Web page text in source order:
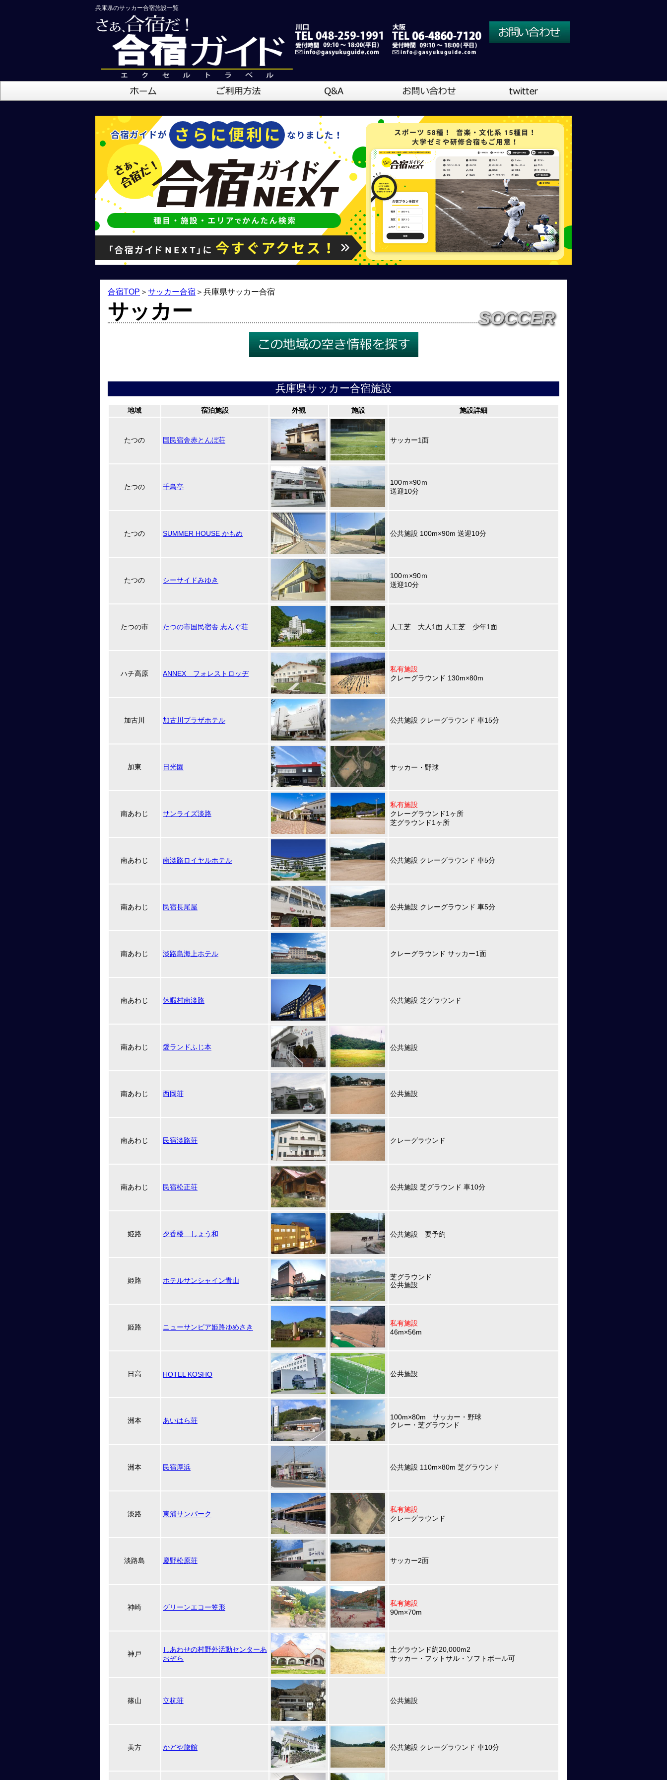
兵庫県のサッカー合宿施設一覧
大阪営業所
吹奏楽
合宿TOP ＞ サッカー合宿 ＞ 兵庫県サッカー合宿
サッカー SOCCER
兵庫県サッカー合宿施設
地域 宿泊施設 外観 施設 施設詳細
たつの 国民宿舎赤とんぼ荘 サッカー1面
たつの 千鳥亭
100ｍ×90ｍ
送迎10分
たつの SUMMER HOUSE かもめ 公共施設 100m×90m 送迎10分
たつの シーサイドみゆき
100ｍ×90ｍ
送迎10分
たつの市 たつの市国民宿舎 志んぐ荘 人工芝 大人1面 人工芝 少年1面
ハチ高原 ANNEX フォレストロッヂ
私有施設
クレーグラウンド 130m×80m
加古川 加古川プラザホテル 公共施設 クレーグラウンド 車15分
加東 日光園 サッカー・野球
南あわじ サンライズ淡路
私有施設
クレーグラウンド1ヶ所
芝グラウンド1ヶ所
南あわじ 南淡路ロイヤルホテル 公共施設 クレーグラウンド 車5分
南あわじ 民宿長尾屋 公共施設 クレーグラウンド 車5分
南あわじ 淡路島海上ホテル クレーグラウンド サッカー1面
南あわじ 休暇村南淡路 公共施設 芝グラウンド
南あわじ 愛ランドふじ本 公共施設
南あわじ 西岡荘 公共施設
南あわじ 民宿淡路荘 クレーグラウンド
南あわじ 民宿松正荘 公共施設 芝グラウンド 車10分
姫路 夕香楼 しょう和 公共施設 要予約
姫路 ホテルサンシャイン青山
芝グラウンド
公共施設
姫路 ニューサンピア姫路ゆめさき
私有施設
46m×56m
日高 HOTEL KOSHO 公共施設
洲本 あいはら荘
100m×80m サッカー・野球
クレー・芝グラウンド
洲本 民宿厚浜 公共施設 110m×80m 芝グラウンド
淡路 東浦サンパーク
私有施設
クレーグラウンド
淡路島 慶野松原荘 サッカー2面
神崎 グリーンエコー笠形
私有施設
90m×70m
神戸
しあわせの村野外活動センターあ
おぞら
土グラウンド約20,000m2
サッカー・フットサル・ソフトボール可
篠山 立杭荘 公共施設
美方 かどや旅館 公共施設 クレーグラウンド 車10分